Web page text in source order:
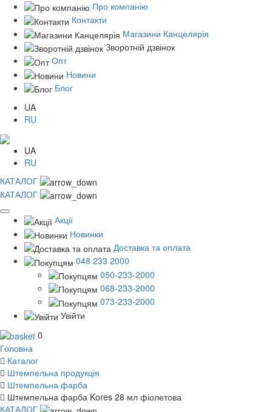
Про компанію
Контакти
Магазини Канцелярія
Зворотній дзвінок
Опт
Новини
Блог
UA
RU
UA
RU
КАТАЛОГ
КАТАЛОГ
Акції
Новинки
Доставка та оплата
048 233 2000
050-233-2000
068-233-2000
073-233-2000
Увійти
0
Головна
Каталог
Штемпельна продукція
Штемпельна фарба
Штемпельна фарба Kores 28 мл фіолетова
КАТАЛОГ